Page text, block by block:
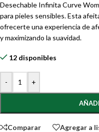
Desechable Infinita Curve
para pieles sensibles. Esta
ofrecerte una experiencia de
y maximizando la suavidad.
12 disponibles
- +
Comparar Agregar a